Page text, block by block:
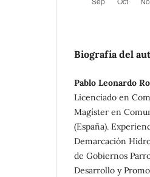
Biografía del
Pablo Leonardo
Licenciado en
Magíster en
(España).
Demarcación
de Gobiernos
Desarrollo y